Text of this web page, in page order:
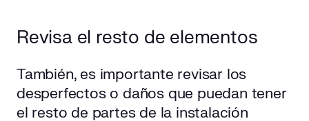
Revisa el resto de elementos
También, es importante revisar los
desperfectos o daños que puedan tener
el resto de partes de la instalación